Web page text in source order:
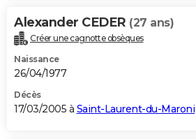
Alexander CEDER (27 ans)
Créer une cagnotte obsèques
Naissance
26/04/1977
Décès
17/03/2005 à Saint-Laurent-du-Maroni